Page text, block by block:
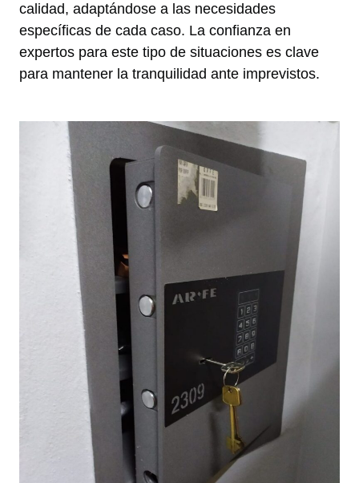
calidad, adaptándose a las necesidades
específicas de cada caso. La confianza en
expertos para este tipo de situaciones es clave
para mantener la tranquilidad ante imprevistos.